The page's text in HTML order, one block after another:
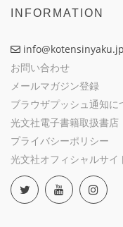
INFORMATION
info@kotensinyaku.jp
お問い合わせ
メールマガジン登録
ブラウザプッシュ通知に
光文社電子書籍取扱書店
プライバシーポリシー
光文社オフィシャルサイ